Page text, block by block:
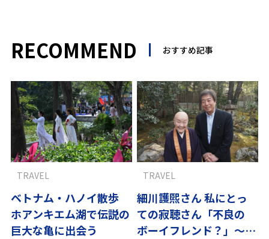
RECOMMEND おすすめ記事
ベトナム・ハノイ散歩
ホアンキエム湖で伝説の
巨大な亀に出会う
TRAVEL
細川護煕さん 私にとっ
ての寂聴さん「不良の
ボーイフレンド？」〜寂
TRAVEL